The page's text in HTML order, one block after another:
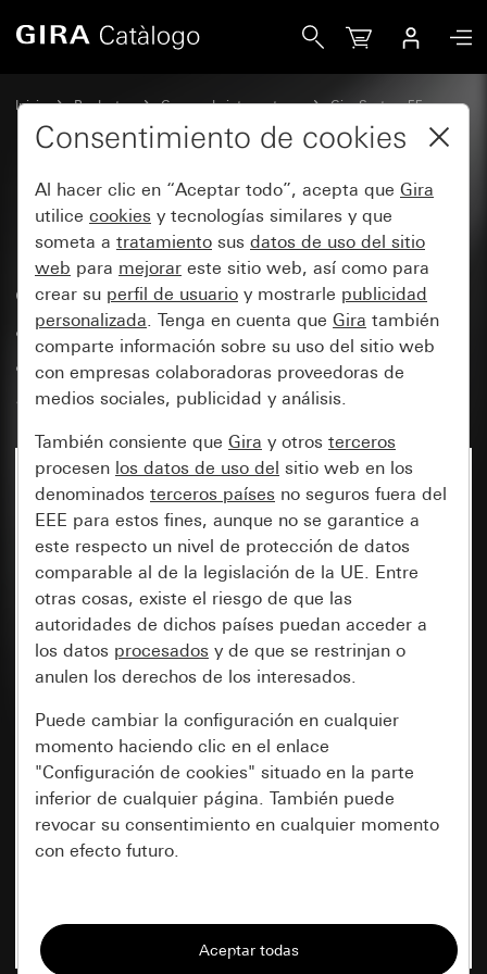
Inicio Productos Gamas de interruptores
Gira System 55
Bases de enchufe
Base de enchufe SCHUKO de
16 A y 250 V~ con luz de
orientación LED y protección
ampliada contra contacto
accidental (Safety Plus)
System 55
Consentimiento de cookies
Al hacer clic en “Aceptar todo”, acepta que Gira
utilice cookies y tecnologías similares y que
someta a tratamiento sus datos de uso del sitio
web para mejorar este sitio web, así como para
crear su perfil de usuario y mostrarle publicidad
personalizada. Tenga en cuenta que Gira también
comparte información sobre su uso del sitio web
con empresas colaboradoras proveedoras de
medios sociales, publicidad y análisis.
También consiente que Gira y otros terceros
procesen los datos de uso del sitio web en los
denominados terceros países no seguros fuera del
EEE para estos fines, aunque no se garantice a
este respecto un nivel de protección de datos
comparable al de la legislación de la UE. Entre
otras cosas, existe el riesgo de que las
autoridades de dichos países puedan acceder a
los datos procesados y de que se restrinjan o
anulen los derechos de los interesados.
Puede cambiar la configuración en cualquier
momento haciendo clic en el enlace
"Configuración de cookies" situado en la parte
inferior de cualquier página. También puede
revocar su consentimiento en cualquier momento
con efecto futuro.
Todas las cookies que necesitamos para